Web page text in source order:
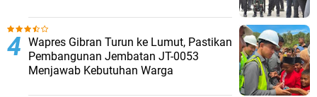
Wapres Gibran Turun ke Lumut, Pastikan
Pembangunan Jembatan JT-0053
Menjawab Kebutuhan Warga